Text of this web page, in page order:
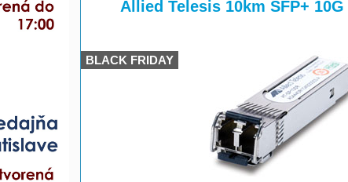
>>
Allied Telesis 10km SFP+ 10G
BLACK FRIDAY